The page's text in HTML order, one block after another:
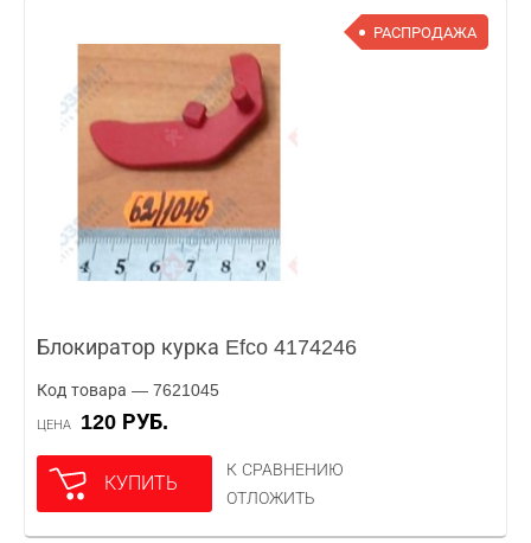
РАСПРОДАЖА
Блокиратор курка Efco 4174246
Код товара — 7621045
ЦЕНА 120 РУБ.
КУПИТЬ
К СРАВНЕНИЮ
ОТЛОЖИТЬ